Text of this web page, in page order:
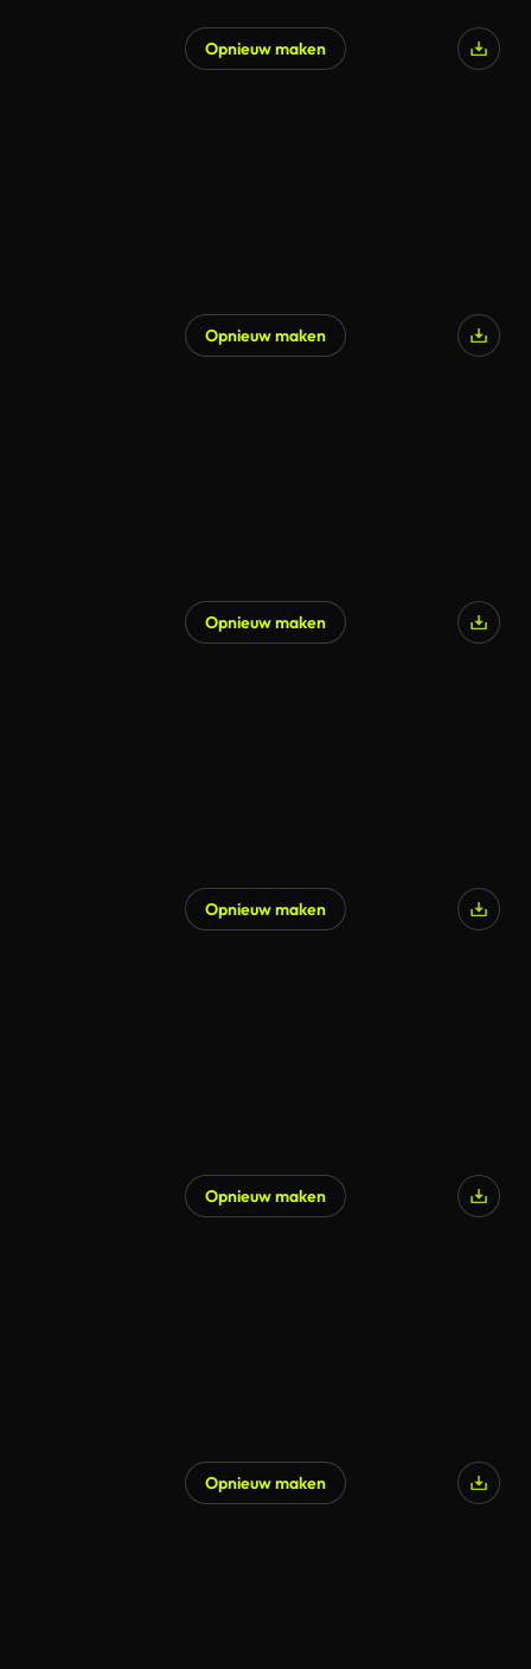
Opnieuw maken
Opnieuw maken
Opnieuw maken
Opnieuw maken
Opnieuw maken
Opnieuw maken